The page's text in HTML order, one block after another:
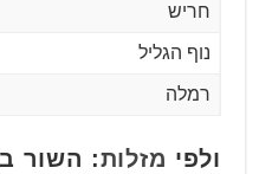
חריש
נוף הגליל
רמלה
ולפי מזלות: השור